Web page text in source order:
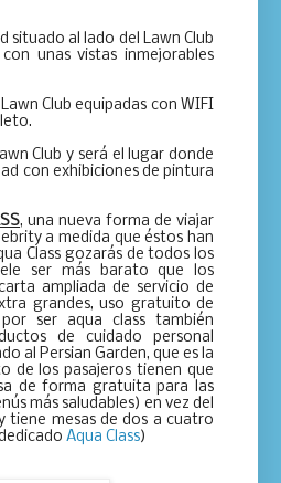
situado al lado del Lawn Club
unas vistas inmejorables
Club equipadas con WIFI
Club y será el lugar donde
con exhibiciones de pintura
, una nueva forma de viajar
a medida que éstos han
Class gozarás de todos los
ser más barato que los
ampliada de servicio de
grandes, uso gratuito de
ser aqua class también
de cuidado personal
al Persian Garden, que es la
de los pasajeros tienen que
de forma gratuita para las
más saludables) en vez del
tiene mesas de dos a cuatro
Aqua Class)